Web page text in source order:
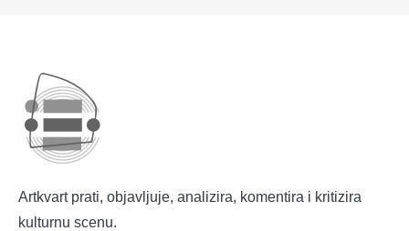
Artkvart prati, objavljuje, analizira, komentira i kritizira
kulturnu scenu.